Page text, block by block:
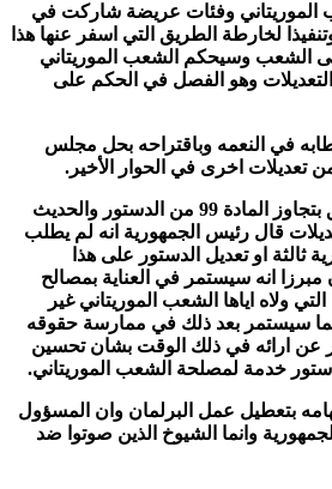
الموريتاني وفئات عريضة شاركت في
لخارطة الطريق التي اسفر عنها هذا
إلى الشعب وسيحكم الشعب الموريتاني
وهو الفصل في الحكم على
في النعمه وباقتراحه بحل مجلس
تعديلات اخرى في الحوار الأخير.
وفي رده على سؤال يتعلق بتجاوز المادة 99 من الدستور والحديث
قال رئيس الجمهورية انه لم يطلب
ثالثة او تعديل الدستور على هذا
انه سيستمر في العناية بمصالح
ولاه اياها الشعب الموريتاني غير
سيستمر بعد ذلك في ممارسة حقوقه
عن ارائه في ذلك الوقت بشان تحسين
خدمة لمصلحة الشعب الموريتاني.
بتعطيل عمل البرلمان وان المسؤول
وانما الشيوخ الذين صوتوا ضد